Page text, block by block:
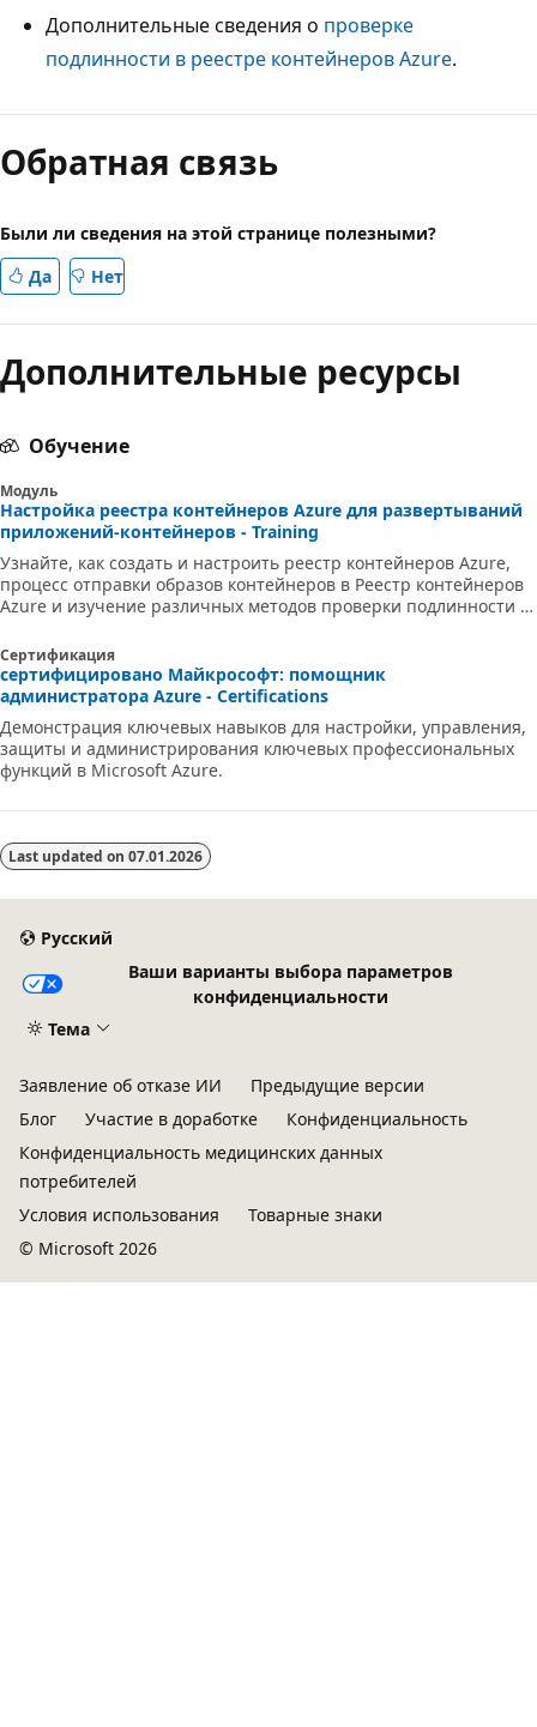
Дополнительные сведения о проверке
подлинности в реестре контейнеров Azure.
Обратная связь
Были ли сведения на этой странице полезными?
Да
Нет
Дополнительные ресурсы
Обучение
Модуль
Настройка реестра контейнеров Azure для развертываний
приложений-контейнеров - Training
Узнайте, как создать и настроить реестр контейнеров Azure,
процесс отправки образов контейнеров в Реестр контейнеров
Azure и изучение различных методов проверки подлинности и
Сертификация
сертифицировано Майкрософт: помощник
администратора Azure - Certifications
Демонстрация ключевых навыков для настройки, управления,
защиты и администрирования ключевых профессиональных
функций в Microsoft Azure.
Last updated on 07.01.2026
Русский
Ваши варианты выбора параметров
конфиденциальности
Тема
Заявление об отказе ИИ
Предыдущие версии
Блог
Участие в доработке
Конфиденциальность
Конфиденциальность медицинских данных
потребителей
Условия использования
Товарные знаки
© Microsoft 2026